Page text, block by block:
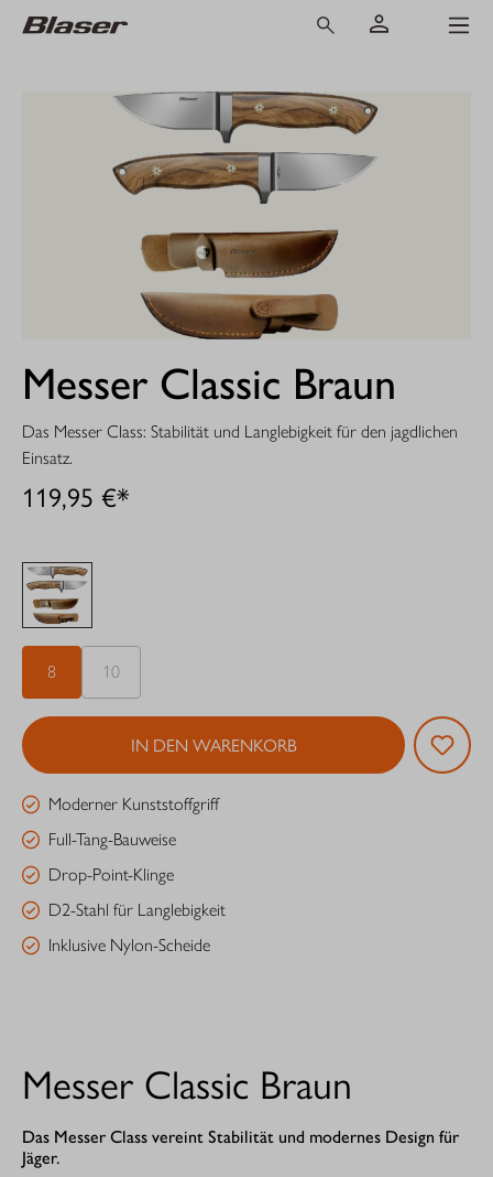
Messer Classic Braun
Das Messer Class: Stabilität und Langlebigkeit für den jagdlichen
Einsatz.
119,95 €*
8 10
IN DEN WARENKORB
Moderner Kunststoffgriff
Full-Tang-Bauweise
Drop-Point-Klinge
D2-Stahl für Langlebigkeit
Inklusive Nylon-Scheide
Messer Classic Braun
Das Messer Class vereint Stabilität und modernes Design für
Jäger.